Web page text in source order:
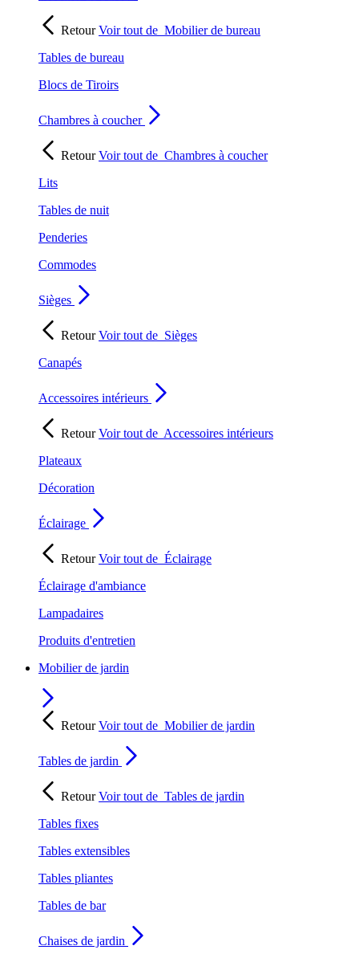
RetourVoir tout de Mobilier de bureau
Tables de bureau
Blocs de Tiroirs
Chambres à coucher
RetourVoir tout de Chambres à coucher
Lits
Tables de nuit
Penderies
Commodes
Sièges
RetourVoir tout de Sièges
Canapés
Accessoires intérieurs
RetourVoir tout de Accessoires intérieurs
Plateaux
Décoration
Éclairage
RetourVoir tout de Éclairage
Éclairage d'ambiance
Lampadaires
Produits d'entretien
Mobilier de jardin
RetourVoir tout de Mobilier de jardin
Tables de jardin
RetourVoir tout de Tables de jardin
Tables fixes
Tables extensibles
Tables pliantes
Tables de bar
Chaises de jardin